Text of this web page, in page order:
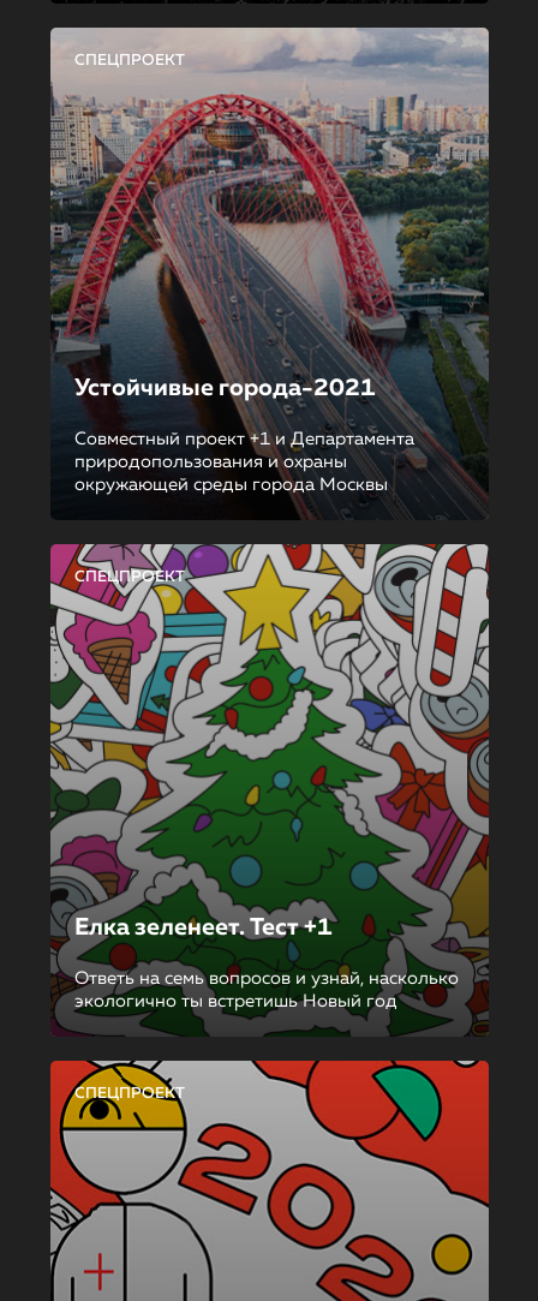
СПЕЦПРОЕКТ
Устойчивые города-2021
Совместный проект +1 и Департамента
природопользования и охраны
окружающей среды города Москвы
СПЕЦПРОЕКТ
Елка зеленеет. Тест +1
Ответь на семь вопросов и узнай, насколько
экологично ты встретишь Новый год
СПЕЦПРОЕКТ